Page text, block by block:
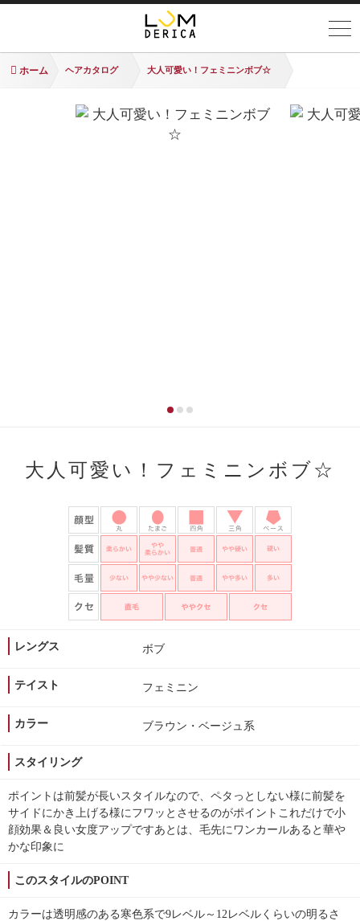
ホーム ヘアカタログ 大人可愛い！フェミニンボブ☆
大人可愛い！フェミニンボブ☆
レングス ボブ
テイスト フェミニン
カラー ブラウン・ベージュ系
スタイリング
ポイントは前髪が長いスタイルなので、ペタっとしない様に前髪を
サイドにかき上げる様にフワッとさせるのがポイント️これだけで小
顔効果＆良い女度アップです️あとは、毛先にワンカールあると華や
かな印象に
このスタイルのPOINT
カラーは透明感のある寒色系で9レベル～12レベルくらいの明るさ